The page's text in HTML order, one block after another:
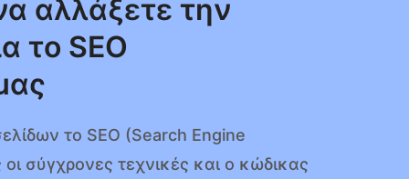
αλλάξετε την
το SEO
το SEO (Search Engine
σύγχρονες τεχνικές και ο κώδικας